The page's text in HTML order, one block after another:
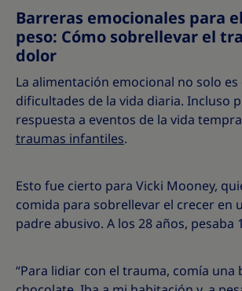
Barreras emocionales para
peso: Cómo sobrellevar el
dolor
La alimentación emocional no solo
dificultades de la vida diaria. Incluso
respuesta a eventos de la vida
traumas infantiles.
Esto fue cierto para Vicki Mooney,
comida para sobrellevar el crecer en
padre abusivo. A los 28 años, pesaba
“Para lidiar con el trauma, comía una